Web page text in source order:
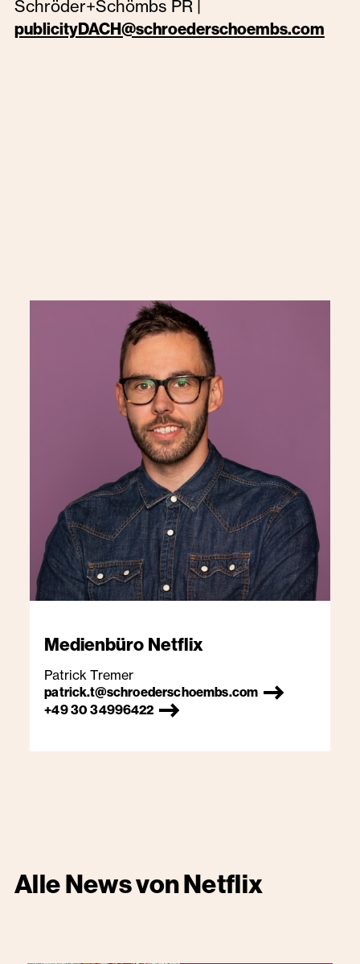
Schröder+Schömbs PR |
publicityDACH@schroederschoembs.com
Medienbüro Netflix
Patrick Tremer
patrick.t@schroederschoembs.com
+49 30 34996422
Alle News vonNetflix